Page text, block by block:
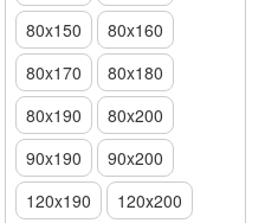
80x150
80x160
80x170
80x180
80x190
80x200
90x190
90x200
120x190
120х200